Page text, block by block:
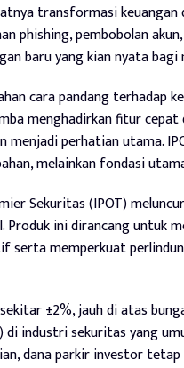
transformasi
phishing, pembobolan
baru yang kian nyata bagi
cara pandang terhadap
menghadirkan fitur
menjadi perhatian utama.
melainkan fondasi
Sekuritas (IPOT)
Produk ini dirancang untuk
serta memperkuat
±2%, jauh di atas
di industri sekuritas yang
dana parkir investor